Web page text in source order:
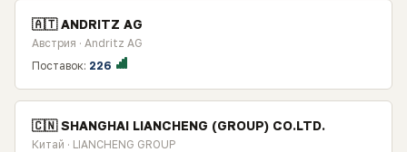
🇦🇹 ANDRITZ AG
Австрия · Andritz AG
Поставок: 226
🇨🇳 SHANGHAI LIANCHENG (GROUP) CO.LTD.
Китай · LIANCHENG GROUP